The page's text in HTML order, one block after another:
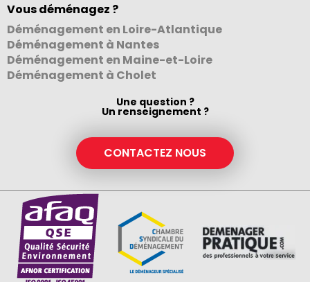
Vous déménagez ?
Déménagement en Loire-Atlantique
Déménagement à Nantes
Déménagement en Maine-et-Loire
Déménagement à Cholet
Une question ?
Un renseignement ?
CONTACTEZ NOUS